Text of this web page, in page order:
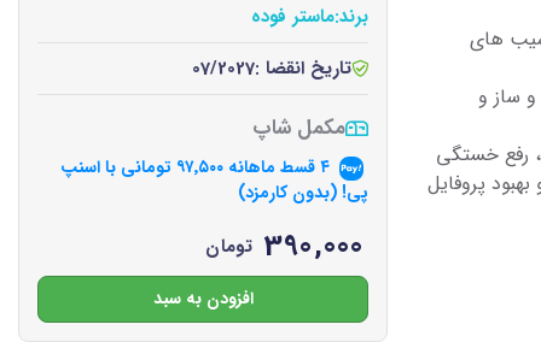
های
ساز و
رفع خستگی
پروفایل
برند:ماستر فوده
تاریخ انقضا :07/2027
مکمل شاپ
۹۷٬۵۰۰ تومانی با اسنپ
پی! (بدون کارمزد)
390,000 تومان
افزودن به سبد